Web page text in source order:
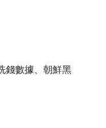
錢數據、朝鮮黑